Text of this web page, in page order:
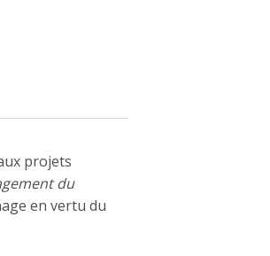
projets
du
en vertu du